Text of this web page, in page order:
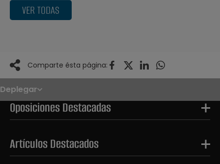
VER TODAS
Comparte ésta página:
Deplegar
Noticias
Oposiciones
Convocatorias
Paso paso
OPE 2026
Oposiciones Destacadas
Artículos Destacados